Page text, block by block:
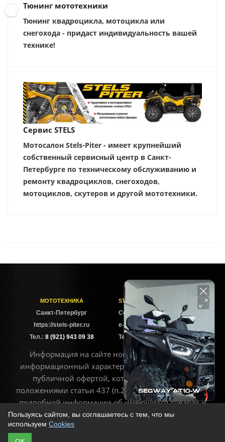
Тюнинг мототехники
Тюнинг квадроцикла, мотоцикла или
снегохода - придаст индивидуальность вашей
технике!
Сервис STELS
Мотосалон Stels-Piter - имеет крупнейший
собственный сервисный центр в Санкт-
Петербурге по техническому обслуживанию и
ремонту квадроциклов, снегоходов,
мотоциклов, скутеров и другой мототехники.
МОТОТЕХНИКА
Cанкт-Петербург
https://stels-piter.ru
Тел.: 8 (921) 943 09 38
STELS-PITER СОФИЙСКАЯ
Софийская ул. 6Б
e-mail: sales@stels-piter.ru
Тел.:8 (921) 943 09 38
Информация на сайте носит исключительно
информационный характер и не может считаться
публичной офертой, которая определяется
положениями статьи 437 (п.2) ГК РФ. Для получения
подробной информации об имеющихся товарах и
ценах воспользуйтесь контактами, указанными на
Пользуясь сайтом, вы соглашаетесь с тем, что мы
используем Cookies